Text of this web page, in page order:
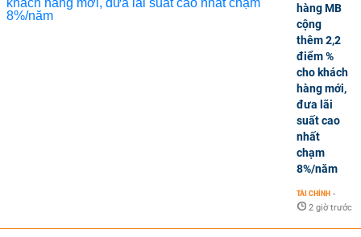
hàng MB
cộng
thêm 2,2
điểm %
cho khách
hàng mới,
đưa lãi
suất cao
nhất
chạm
8%/năm
TÀI CHÍNH -
2 giờ trước